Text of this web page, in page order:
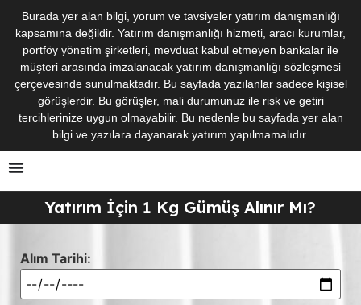
Burada yer alan bilgi, yorum ve tavsiyeler yatırım danışmanlığı
kapsamına değildir. Yatırım danışmanlığı hizmeti, aracı kurumlar,
portföy yönetim şirketleri, mevduat kabul etmeyen bankalar ile
müşteri arasında imzalanacak yatırım danışmanlığı sözleşmesi
çerçevesinde sunulmaktadır. Bu sayfada yazılanlar sadece kişisel
görüşlerdir. Bu görüşler, mali durumunuz ile risk ve getiri
tercihlerinize uygun olmayabilir. Bu nedenle bu sayfada yer alan
bilgi ve yazılara dayanarak yatırım yapılmamalıdır.
Yatırım İçin 1 Kg Gümüş Alınır Mı?
Alım Tarihi: